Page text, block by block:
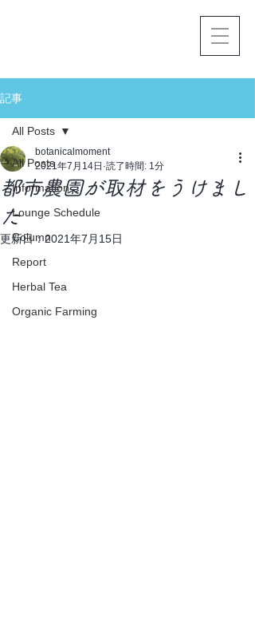
記事
All Posts
Information
Lounge Schedule
Column
Report
Herbal Tea
Organic Farming
All Posts
都市農園が取材をうけまし
た
botanicalmoment
2021年7月14日 読了時間: 1分
更新日：2021年7月15日